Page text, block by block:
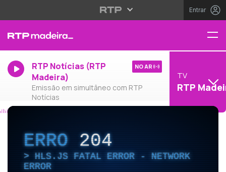
Entrar
RTP Notícias (RTP
Madeira)
Emissão em simultâneo com RTP
Notícias
NO AR
TV
RTP
ERRO204
HLS.JS FATAL ERROR - NETWORK
ERROR